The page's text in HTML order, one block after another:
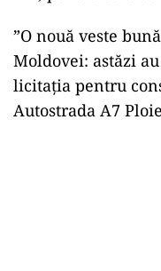
”O nouă veste
Moldovei: astăzi
licitația pentru
Autostrada A7